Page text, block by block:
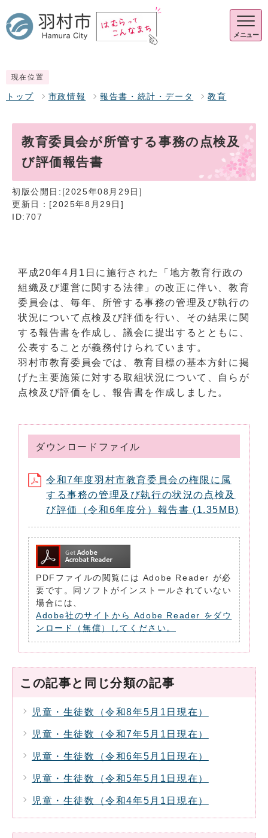
メニュー
現在位置
トップ 市政情報 報告書・統計・データ 教育
教育委員会が所管する事務の点検及
び評価報告書
初版公開日:[2025年08月29日]
更新日：[2025年8月29日]
ID:707
平成20年4月1日に施行された「地方教育行政の
組織及び運営に関する法律」の改正に伴い、教育
委員会は、毎年、所管する事務の管理及び執行の
状況について点検及び評価を行い、その結果に関
する報告書を作成し、議会に提出するとともに、
公表することが義務付けられています。
羽村市教育委員会では、教育目標の基本方針に掲
げた主要施策に対する取組状況について、自らが
点検及び評価をし、報告書を作成しました。
ダウンロードファイル
令和7年度羽村市教育委員会の権限に属
する事務の管理及び執行の状況の点検及
び評価（令和6年度分）報告書 (1.35MB)
PDFファイルの閲覧には Adobe Reader が必
要です。同ソフトがインストールされていない
場合には、
Adobe社のサイトから Adobe Reader をダウ
ンロード（無償）してください。
この記事と同じ分類の記事
児童・生徒数（令和8年5月1日現在）
児童・生徒数（令和7年5月1日現在）
児童・生徒数（令和6年5月1日現在）
児童・生徒数（令和5年5月1日現在）
児童・生徒数（令和4年5月1日現在）